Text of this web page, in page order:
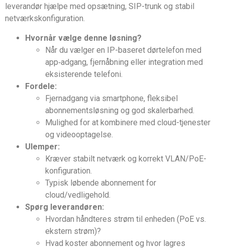
leverandør hjælpe med opsætning, SIP-trunk og stabil
netværkskonfiguration.
Hvornår vælge denne løsning?
Når du vælger en IP-baseret dørtelefon med
app‑adgang, fjernåbning eller integration med
eksisterende telefoni.
Fordele:
Fjernadgang via smartphone, fleksibel
abonnementsløsning og god skalerbarhed.
Mulighed for at kombinere med cloud-tjenester
og videooptagelse.
Ulemper:
Kræver stabilt netværk og korrekt VLAN/PoE-
konfiguration.
Typisk løbende abonnement for
cloud/vedligehold.
Spørg leverandøren:
Hvordan håndteres strøm til enheden (PoE vs.
ekstern strøm)?
Hvad koster abonnement og hvor lagres